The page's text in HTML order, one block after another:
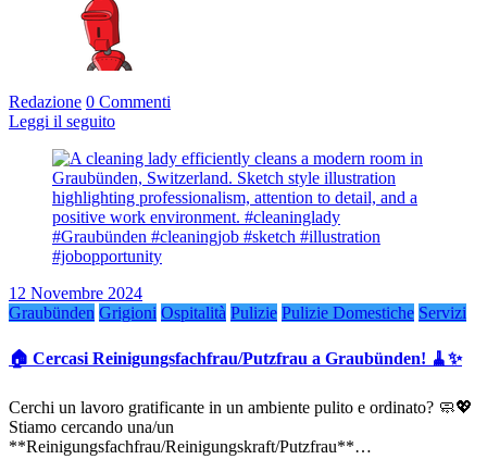
Redazione 0 Commenti
Leggi il seguito
12 Novembre 2024
Graubünden Grigioni Ospitalità Pulizie Pulizie Domestiche Servizi
🏠 Cercasi Reinigungsfachfrau/Putzfrau a Graubünden! 🧹✨
Cerchi un lavoro gratificante in un ambiente pulito e ordinato? 🧼💖
Stiamo cercando una/un
**Reinigungsfachfrau/Reinigungskraft/Putzfrau**…